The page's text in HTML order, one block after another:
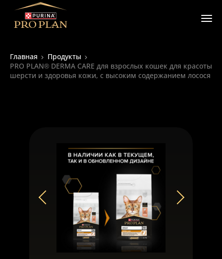
Главная
Продукты
PRO PLAN® DERMA CARE для взрослых кошек для красоты
шерсти и здоровья кожи, с высоким содержанием лосося